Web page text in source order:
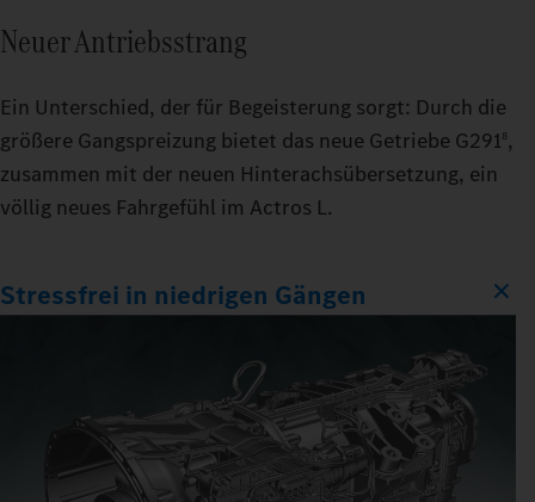
Neuer Antriebsstrang
Ein Unterschied, der für Begeisterung sorgt: Durch die
größere Gangspreizung bietet das neue Getriebe G2918,
zusammen mit der neuen Hinterachsübersetzung, ein
völlig neues Fahrgefühl im Actros L.
Stressfrei in niedrigen Gängen